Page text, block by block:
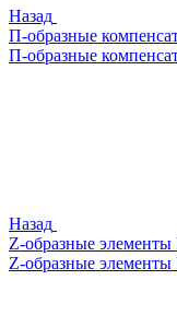
Назад
П-образные
П-образные
Назад
Z-образные
Z-образные